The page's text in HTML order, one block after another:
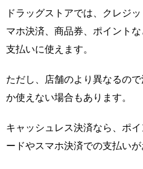
ドラッグストアでは、クレジ
マホ決済、商品券、ポイント
支払いに使えます。
ただし、店舗のより異なるの
か使えない場合もあります。
キャッシュレス決済なら、ポ
ードやスマホ決済での支払いが